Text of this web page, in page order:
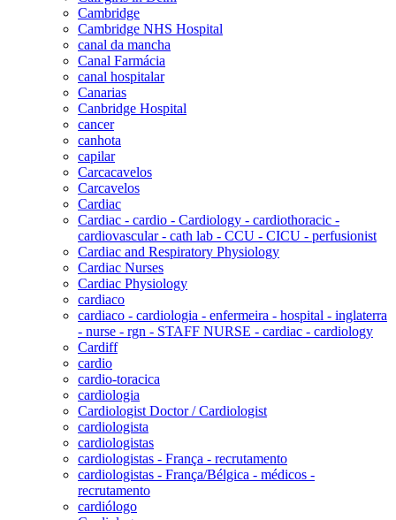
Cambridge
Cambridge NHS Hospital
canal da mancha
Canal Farmácia
canal hospitalar
Canarias
Canbridge Hospital
cancer
canhota
capilar
Carcacavelos
Carcavelos
Cardiac
Cardiac - cardio - Cardiology - cardiothoracic -
cardiovascular - cath lab - CCU - CICU - perfusionist
Cardiac and Respiratory Physiology
Cardiac Nurses
Cardiac Physiology
cardiaco
cardiaco - cardiologia - enfermeira - hospital - inglaterra
- nurse - rgn - STAFF NURSE - cardiac - cardiology
Cardiff
cardio
cardio-toracica
cardiologia
Cardiologist Doctor / Cardiologist
cardiologista
cardiologistas
cardiologistas - França - recrutamento
cardiologistas - França/Bélgica - médicos -
recrutamento
cardiólogo